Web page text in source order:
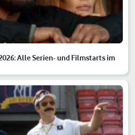
Alle Serien- und Filmstarts im